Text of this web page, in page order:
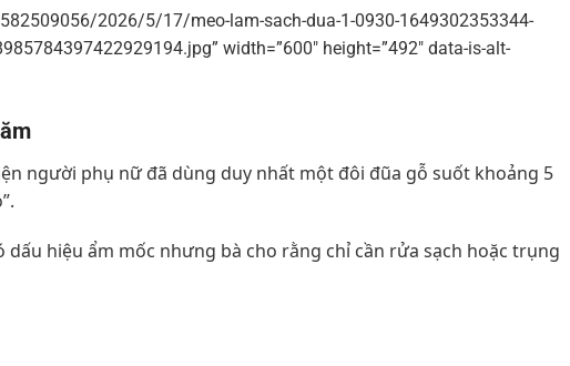
2026/5/17/meo-lam-sach-dua-1-0930-1649302353344-
width=”600″ height=”492″ data-is-alt-
người phụ nữ đã dùng duy nhất một đôi đũa gỗ suốt khoảng 5
hiệu ẩm mốc nhưng bà cho rằng chỉ cần rửa sạch hoặc trụng